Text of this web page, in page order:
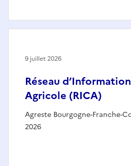
Réseau
Agricole (RICA)
Agreste Bourgogne-Franche-
2026
9 juillet 2026